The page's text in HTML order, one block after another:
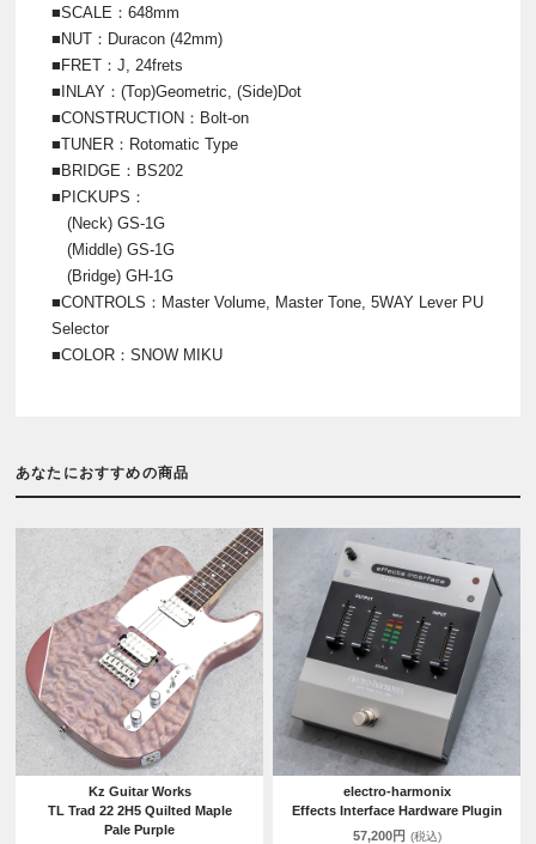
■SCALE：648mm
■NUT：Duracon (42mm)
■FRET：J, 24frets
■INLAY：(Top)Geometric, (Side)Dot
■CONSTRUCTION：Bolt-on
■TUNER：Rotomatic Type
■BRIDGE：BS202
■PICKUPS：
(Neck) GS-1G
(Middle) GS-1G
(Bridge) GH-1G
■CONTROLS：Master Volume, Master Tone, 5WAY Lever PU
Selector
■COLOR：SNOW MIKU
あなたにおすすめの商品
Kz Guitar Works
TL Trad 22 2H5 Quilted Maple
Pale Purple
electro-harmonix
Effects Interface Hardware Plugin
57,200円 (税込)